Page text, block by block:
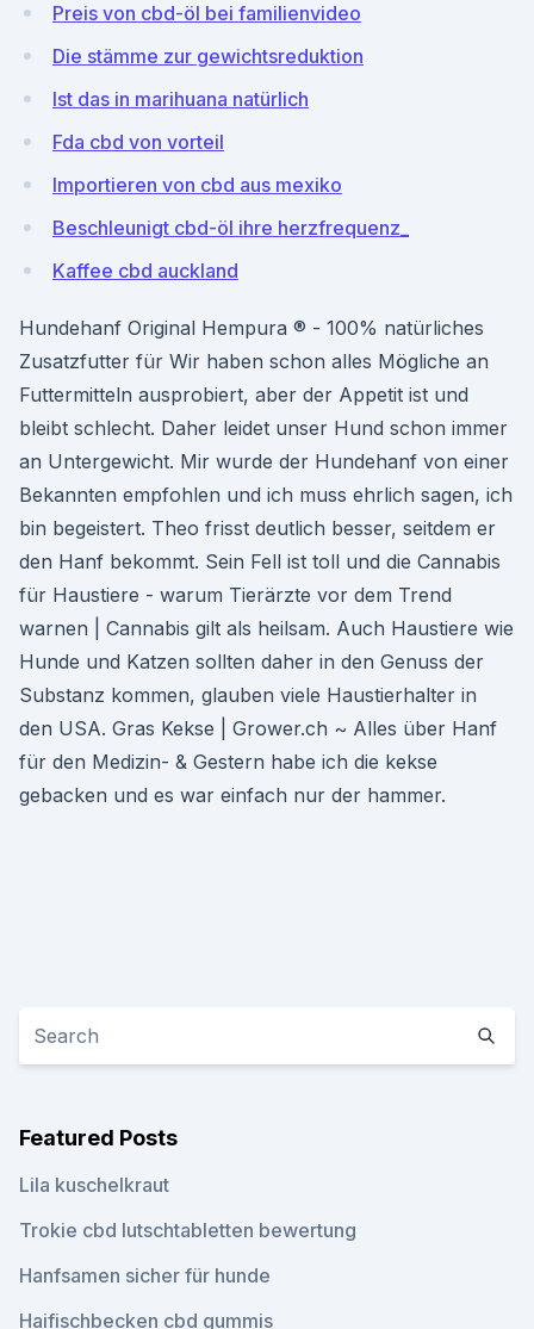
Preis von cbd-öl bei familienvideo
Die stämme zur gewichtsreduktion
Ist das in marihuana natürlich
Fda cbd von vorteil
Importieren von cbd aus mexiko
Beschleunigt cbd-öl ihre herzfrequenz_
Kaffee cbd auckland
Hundehanf Original Hempura ® - 100% natürliches
Zusatzfutter für Wir haben schon alles Mögliche an
Futtermitteln ausprobiert, aber der Appetit ist und
bleibt schlecht. Daher leidet unser Hund schon immer
an Untergewicht. Mir wurde der Hundehanf von einer
Bekannten empfohlen und ich muss ehrlich sagen, ich
bin begeistert. Theo frisst deutlich besser, seitdem er
den Hanf bekommt. Sein Fell ist toll und die Cannabis
für Haustiere - warum Tierärzte vor dem Trend
warnen | Cannabis gilt als heilsam. Auch Haustiere wie
Hunde und Katzen sollten daher in den Genuss der
Substanz kommen, glauben viele Haustierhalter in
den USA. Gras Kekse | Grower.ch ~ Alles über Hanf
für den Medizin- & Gestern habe ich die kekse
gebacken und es war einfach nur der hammer.
Featured Posts
Lila kuschelkraut
Trokie cbd lutschtabletten bewertung
Hanfsamen sicher für hunde
Haifischbecken cbd gummis